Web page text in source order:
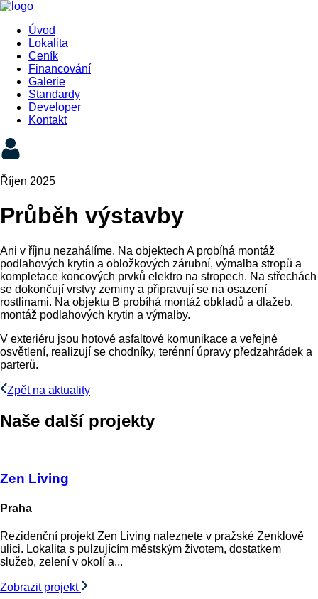
Úvod
Lokalita
Ceník
Financování
Galerie
Standardy
Developer
Kontakt
Říjen 2025
Průběh výstavby
Ani v říjnu nezahálíme. Na objektech A probíhá montáž
podlahových krytin a obložkových zárubní, výmalba stropů a
kompletace koncových prvků elektro na stropech. Na střechách
se dokončují vrstvy zeminy a připravují se na osazení
rostlinami. Na objektu B probíhá montáž obkladů a dlažeb,
montáž podlahových krytin a výmalby.
V exteriéru jsou hotové asfaltové komunikace a veřejné
osvětlení, realizují se chodníky, terénní úpravy předzahrádek a
parterů.
Zpět na aktuality
Naše další projekty
Zen Living
Praha
Rezidenční projekt Zen Living naleznete v pražské Zenklově
ulici. Lokalita s pulzujícím městským životem, dostatkem
služeb, zelení v okolí a...
Zobrazit projekt